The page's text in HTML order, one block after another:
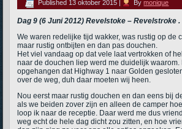
Published 13 oktober 2015 By monique
Dag 9 (6 Juni 2012) Revelstoke – Revelstroke .
We waren redelijke tijd wakker, was rustig op de
maar rustig ontbijten en dan pas douchen.
Het viel vandaag op dat vele laat vertrokken of
naar de douchen liep werd me duidelijk waarom.
opgehangen dat Highway 1 naar Golden
over de weg, duh daar moeten wij heen.
Nou eerst maar rustig douchen en dan eens bij
als we beiden zover zijn en alleen de camper
loop ik naar de receptie. Daar werd me dus
weg echt de hele dag dicht zou zitten, en hoe